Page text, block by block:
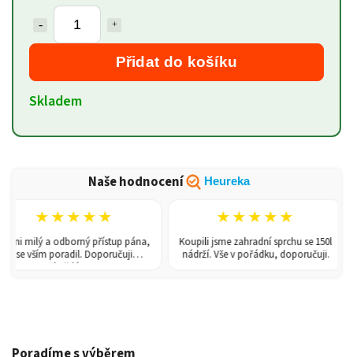
Přidat do košíku
Skladem
Naše hodnocení Heureka
★★★★★
milý a odborný přístup pána,
se vším poradil. Doporučuji
každému!
★★★★★
Koupili jsme zahradní sprchu se 150l
nádrží. Vše v pořádku, doporučuji.